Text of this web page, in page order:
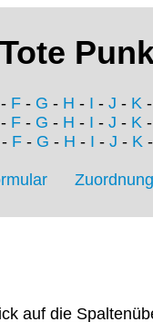
Tote
- F - G - H - I - J - K
- F - G - H - I - J - K
F- G - H - I - J - K
auf die